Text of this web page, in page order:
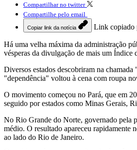
Compartilhar no twitter
Compartilhe pelo email
Copiar link da notícia Link copiado
Há uma velha máxima da administração
vésperas da divulgação de mais um
Diversos estados descobriram na
"dependência" voltou à cena com roupa
O movimento começou no Pará, que em
seguido por estados como Minas Gerais,
No Rio Grande do Norte, governado pela
médio. O resultado apareceu rapidamente
ao lado do Rio de Janeiro.